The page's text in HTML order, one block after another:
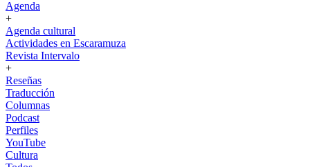
Agenda
+
Agenda cultural
Actividades en Escaramuza
Revista Intervalo
+
Reseñas
Traducción
Columnas
Podcast
Perfiles
YouTube
Cultura